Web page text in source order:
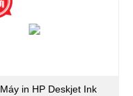
Máy in HP Deskjet Ink